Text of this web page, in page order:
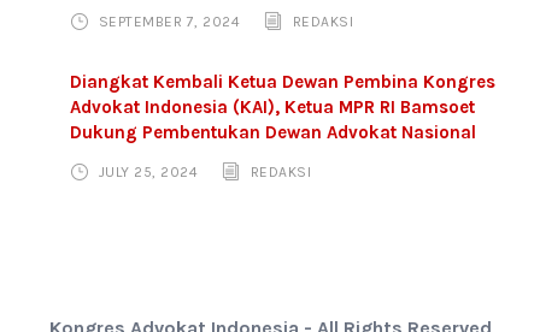
SEPTEMBER 7, 2024 REDAKSI
Diangkat Kembali Ketua Dewan Pembina Kongres
Advokat Indonesia (KAI), Ketua MPR RI Bamsoet
Dukung Pembentukan Dewan Advokat Nasional
JULY 25, 2024 REDAKSI